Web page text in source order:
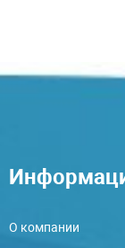
О компании